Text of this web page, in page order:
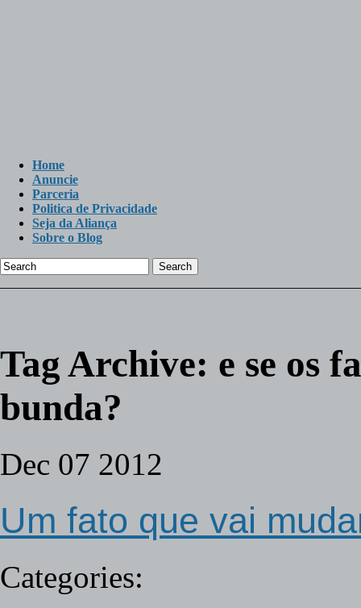
Home
Anuncie
Parceria
Politica de Privacidade
Seja da Aliança
Sobre o Blog
Search
Tag Archive: e se os
bunda?
Dec 07 2012
Um fato que vai
Categories: